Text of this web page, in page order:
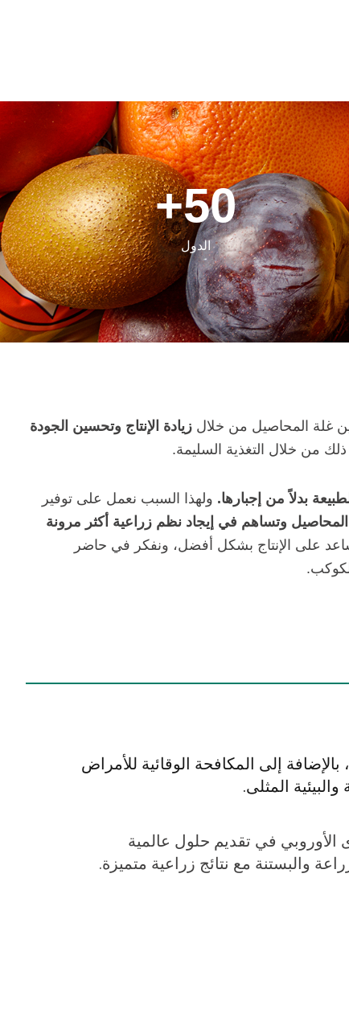
الدول
50
+
غلة المحاصيل من خلال زيادة الإنتاج وتحسين الجودة
من خلال التغذية السليمة.
بدلاً من إجبارها. ولهذا السبب نعمل على توفير
المحاصيل وتساهم في إيجاد نظم زراعية أكثر مرونة
على الإنتاج بشكل أفضل، ونفكر في حاضر
إلى المكافحة الوقائية للأمراض
المثلى.
الأوروبي في تقديم حلول عالمية
والبستنة مع نتائج زراعية متميزة.